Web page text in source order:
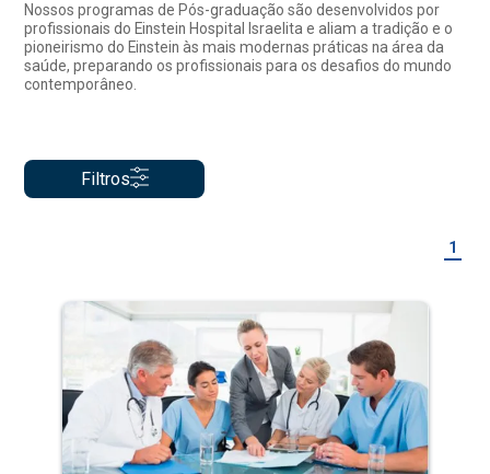
Nossos programas de Pós-graduação são desenvolvidos por
profissionais do Einstein Hospital Israelita e aliam a tradição e o
pioneirismo do Einstein às mais modernas práticas na área da
saúde, preparando os profissionais para os desafios do mundo
contemporâneo.
Filtros
1